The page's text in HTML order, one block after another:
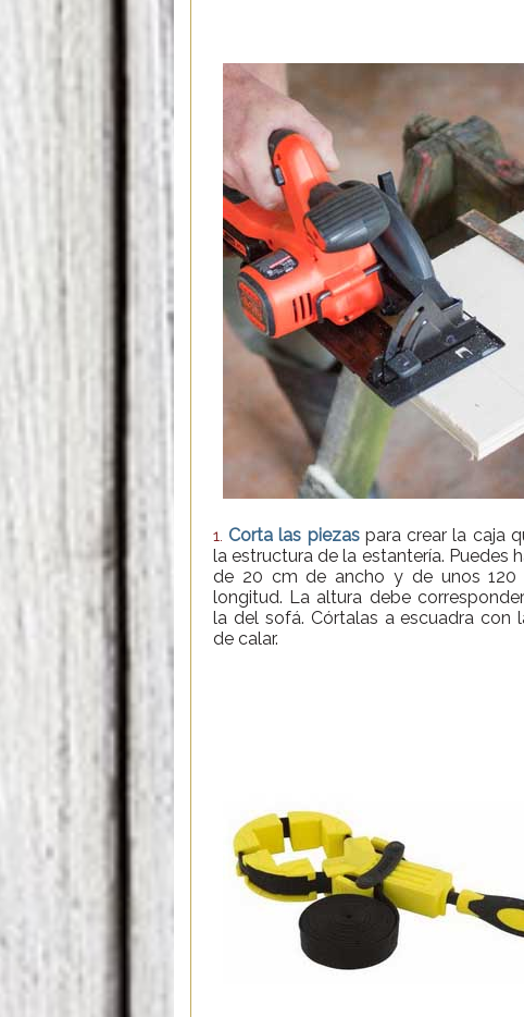
1. Corta las piezaspara crear la caja
la estructura de la estantería. Puedes
de 20 cm de ancho y de unos
longitud. La altura debe
la del sofá. Córtalas a escuadra con
de calar.